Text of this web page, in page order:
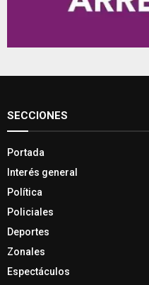
SECCIONES
Portada
Interés general
Política
Policiales
Deportes
Zonales
Espectáculos